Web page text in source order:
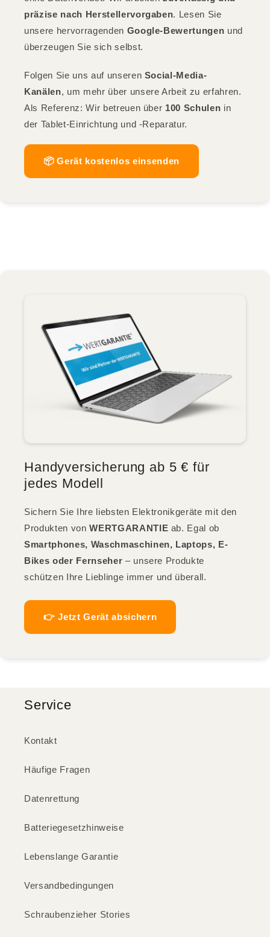
präzise nach Herstellervorgaben. Lesen Sie
unsere hervorragenden Google-Bewertungen und
überzeugen Sie sich selbst.
Folgen Sie uns auf unseren Social-Media-
Kanälen, um mehr über unsere Arbeit zu erfahren.
Als Referenz: Wir betreuen über 100 Schulen in
der Tablet-Einrichtung und -Reparatur.
📦 Gerät kostenlos einsenden
Handyversicherung ab 5 € für
jedes Modell
Sichern Sie Ihre liebsten Elektronikgeräte mit den
Produkten vonWERTGARANTIE ab. Egal ob
Smartphones, Waschmaschinen, Laptops, E-
Bikes oder Fernseher – unsere Produkte
schützen Ihre Lieblinge immer und überall.
👉 Jetzt Gerät absichern
Service
Kontakt
Häufige Fragen
Datenrettung
Batteriegesetzhinweise
Lebenslange Garantie
Versandbedingungen
Schraubenzieher Stories